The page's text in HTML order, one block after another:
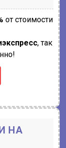
от стоимости
, так
НА